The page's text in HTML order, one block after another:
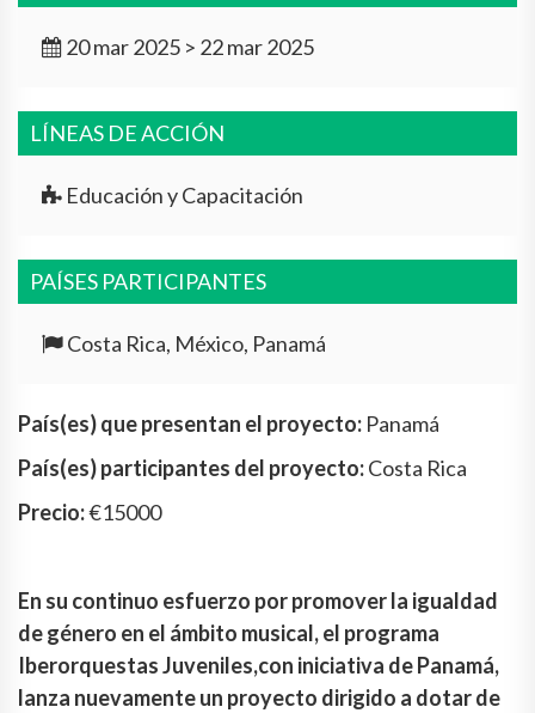
20 mar 2025 > 22 mar 2025
LÍNEAS DE ACCIÓN
Educación y Capacitación
PAÍSES PARTICIPANTES
Costa Rica, México, Panamá
País(es) que presentan el proyecto: Panamá
País(es) participantes del proyecto:Costa Rica
Precio:€15000
En su continuo esfuerzo por promover la igualdad
de género en el ámbito musical, el programa
Iberorquestas Juveniles,con iniciativa de Panamá,
lanza nuevamente un proyecto dirigido a dotar de